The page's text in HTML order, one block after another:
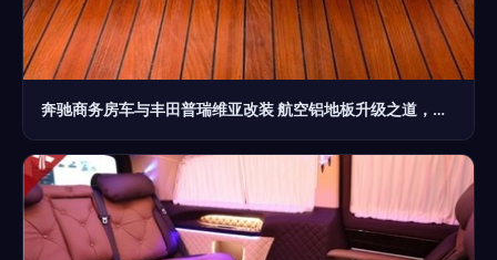
奔驰商务房车与丰田普瑞维亚改装 航空铝地板升级之道，佛山尖货配深圳服务